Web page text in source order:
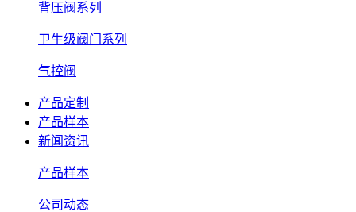
背压阀系列
卫生级阀门系列
气控阀
产品定制
产品样本
新闻资讯
产品样本
公司动态